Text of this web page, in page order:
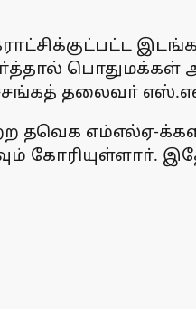
பொதுமக்கள்
தலைவா்
தவெக எம்எல்ஏ-